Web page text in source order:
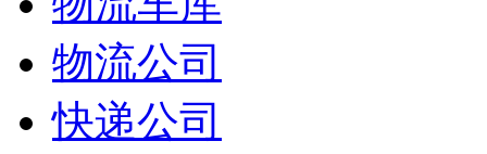
物流公司
快递公司